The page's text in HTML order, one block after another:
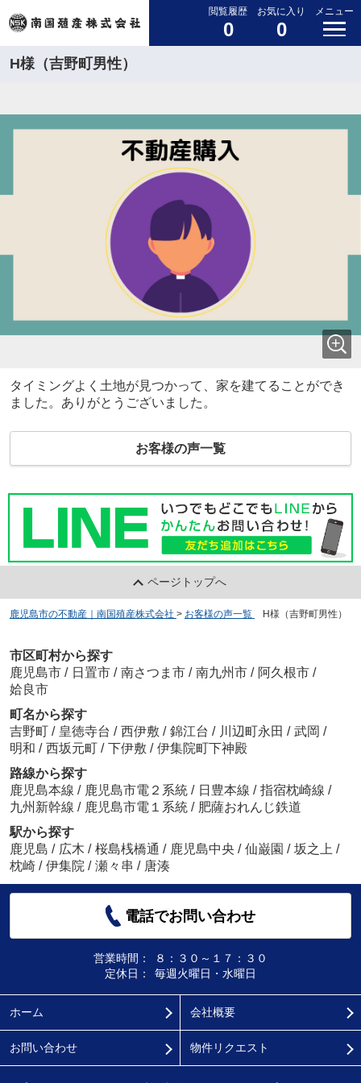
閲覧履歴
0
お気に入り
0
メニュー
H様（吉野町男性）
タイミングよく土地が見つかって、家を建てることができ
ました。ありがとうございました。
お客様の声一覧
ページトップへ
鹿児島市の不動産｜南国殖産株式会社 > お客様の声一覧 H様（吉野町男性）
市区町村から探す
鹿児島市 / 日置市 / 南さつま市 / 南九州市 / 阿久根市 /
姶良市
町名から探す
吉野町 / 皇徳寺台 / 西伊敷 / 錦江台 / 川辺町永田 / 武岡 /
明和 / 西坂元町 / 下伊敷 / 伊集院町下神殿
路線から探す
鹿児島本線 / 鹿児島市電２系統 / 日豊本線 / 指宿枕崎線 /
九州新幹線 / 鹿児島市電１系統 / 肥薩おれんじ鉄道
駅から探す
鹿児島 / 広木 / 桜島桟橋通 / 鹿児島中央 / 仙巌園 / 坂之上 /
枕崎 / 伊集院 / 瀬々串 / 唐湊
電話でお問い合わせ
営業時間：
８：３０～１７：３０
定休日：
毎週火曜日・水曜日
ホーム 会社概要
お問い合わせ 物件リクエスト